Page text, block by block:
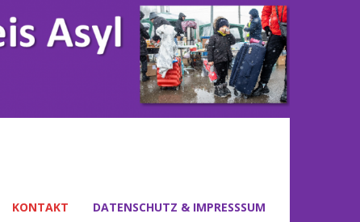
KONTAKT DATENSCHUTZ & IMPRESSSUM